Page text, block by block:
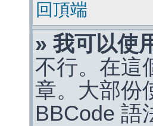
回頂端
» 我可以使
不行。在這
章。大部份
BBCode 語